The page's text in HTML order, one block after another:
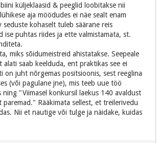
küljeklaasid & peeglid loobitakse nii
aja möödudes ei näe sealt enam
seduste kohaselt tuleb säärane reis
ise puhtas riides ja ette valmistamata, st.
miks sõidumeistreid ahistatakse. Seepeale
saab keelduda, ent praktikas see ei
on juht nõrgemas positsioonis, sest reeglina
(või pagulane jne), mis teeb uue töö
ning "Viimasel konkursil laekus 140 avaldust
paremad." Rääkimata sellest, et treilerivedu
Nii et nautige või tulge ja näidake, kuidas